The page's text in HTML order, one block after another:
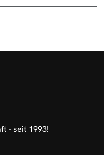
- seit 1993!